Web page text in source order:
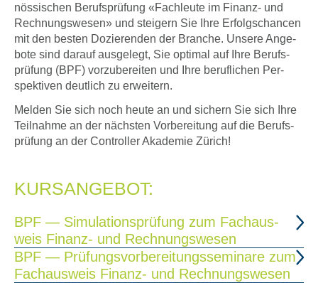
nös­si­schen Berufs­prü­fung «Fach­leu­te im Finanz- und
Rech­nungs­we­sen» und stei­gern Sie Ihre Erfolgs­chan­cen
mit den besten Dozie­ren­den der Bran­che. Unse­re Ange­
bo­te sind dar­auf aus­ge­legt, Sie opti­mal auf Ihre Berufs­
prü­fung (BPF) vor­zu­be­rei­ten und Ihre beruf­li­chen Per­
spek­ti­ven deut­lich zu erwei­tern.
Mel­den Sie sich noch heu­te an und sichern Sie sich Ihre
Teil­nah­me an der näch­sten Vor­be­rei­tung auf die Berufs­
prü­fung an der Con­trol­ler Aka­de­mie Zürich!
KURSANGEBOT:
BPF — Simu­la­ti­ons­prü­fung zum Fach­aus­
weis Finanz- und Rech­nungs­we­sen
BPF — Prü­fungs­vor­be­rei­tungs­se­mi­na­re zum
Fach­aus­weis Finanz- und Rech­nungs­we­sen